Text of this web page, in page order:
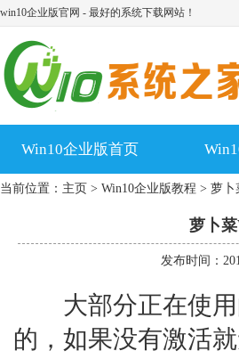
win10企业版官网 - 最好的系统下载网站！
Win10企业版首页
当前位置： 主页 > Win10企业版教程 > 萝卜
萝卜
发布时间：
大部分正在使用
的，如果没有激活